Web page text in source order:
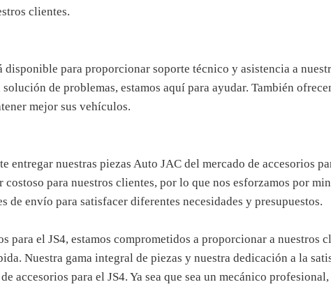
clientes.
para proporcionar soporte técnico y asistencia a
de problemas, estamos aquí para ayudar. También
mejor sus vehículos.
entregar nuestras piezas Auto JAC del mercado de accesorios
para nuestros clientes, por lo que nos esforzamos por
de envío para satisfacer diferentes necesidades y presupuestos.
para el JS4, estamos comprometidos a proporcionar a nuestros
Nuestra gama integral de piezas y nuestra dedicación a la
accesorios para el JS4. Ya sea que sea un mecánico